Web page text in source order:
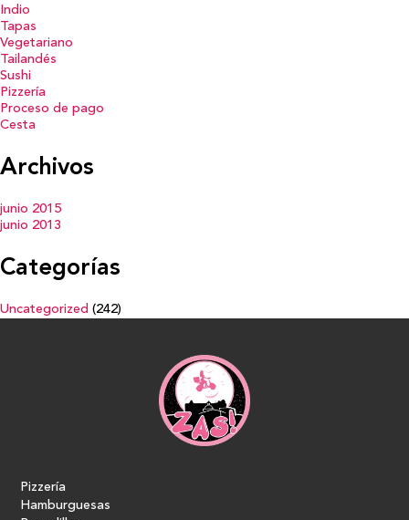
Indio
Tapas
Vegetariano
Tailandés
Sushi
Pizzería
Proceso de pago
Cesta
Archivos
junio 2015
junio 2013
Categorías
Uncategorized (242)
Pizzería
Hamburguesas